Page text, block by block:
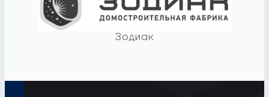
Зодиак